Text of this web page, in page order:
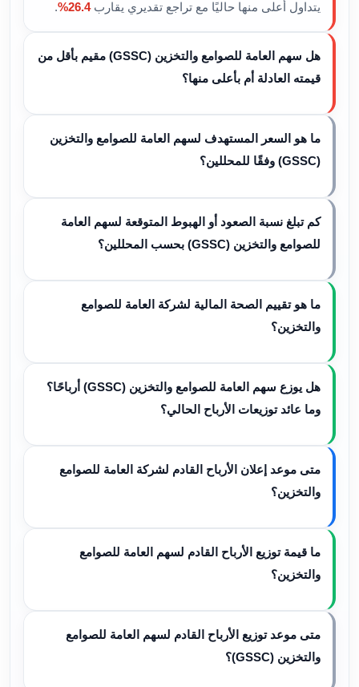
يتداول أعلى منها حاليًا مع تراجع تقديري يقارب26.4%
.
هل سهم العامة للصوامع والتخزين (GSSC) مقيم بأقل من
قيمته العادلة أم بأعلى منها؟
ما هو السعر المستهدف لسهم العامة للصوامع والتخزين
(GSSC) وفقًا للمحللين؟
كم تبلغ نسبة الصعود أو الهبوط المتوقعة لسهم العامة
للصوامع والتخزين (GSSC) بحسب المحللين؟
ما هو تقييم الصحة المالية لشركة العامة للصوامع
والتخزين؟
هل يوزع سهم العامة للصوامع والتخزين (GSSC) أرباحًا؟
وما عائد توزيعات الأرباح الحالي؟
متى موعد إعلان الأرباح القادم لشركة العامة للصوامع
والتخزين؟
ما قيمة توزيع الأرباح القادم لسهم العامة للصوامع
والتخزين؟
متى موعد توزيع الأرباح القادم لسهم العامة للصوامع
والتخزين (GSSC)؟